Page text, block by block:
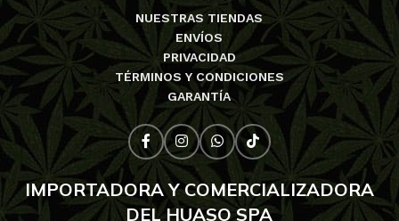
NUESTRAS TIENDAS
ENVÍOS
PRIVACIDAD
TÉRMINOS Y CONDICIONES
GARANTÍA
IMPORTADORA Y COMERCIALIZADORA
DEL HUASO SPA